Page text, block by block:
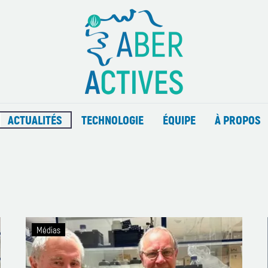
ACTUALITÉS TECHNOLOGIE ÉQUIPE À PROPOS
Aberactives
cherche
des
Médias